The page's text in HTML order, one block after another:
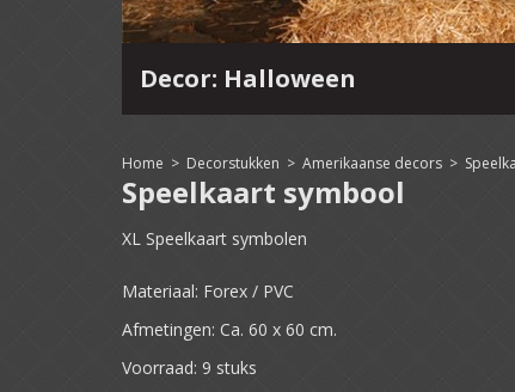
Decor: Halloween
Home > Decorstukken > Amerikaanse decors >
Speelkaart symbool
XL Speelkaart symbolen
Materiaal: Forex / PVC
Afmetingen: Ca. 60 x 60 cm.
Voorraad: 9 stuks